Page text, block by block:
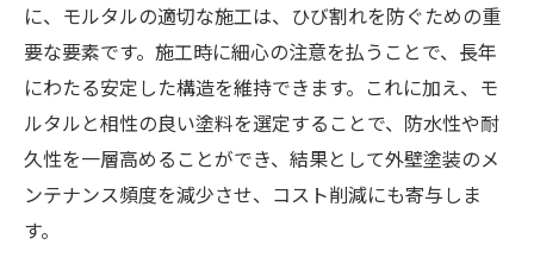
に、モルタルの適切な施工は、ひび割れを防ぐための重
要な要素です。施工時に細心の注意を払うことで、長年
にわたる安定した構造を維持できます。これに加え、モ
ルタルと相性の良い塗料を選定することで、防水性や耐
久性を一層高めることができ、結果として外壁塗装のメ
ンテナンス頻度を減少させ、コスト削減にも寄与しま
す。